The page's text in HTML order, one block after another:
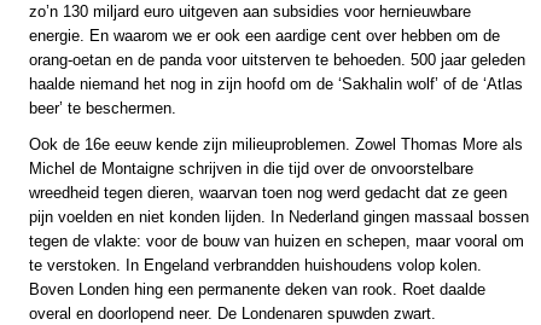
zo’n 130 miljard euro uitgeven aan subsidies voor hernieuwbare
energie. En waarom we er ook een aardige cent over hebben om de
orang-oetan en de panda voor uitsterven te behoeden. 500 jaar geleden
haalde niemand het nog in zijn hoofd om de ‘Sakhalin wolf’ of de ‘Atlas
beer’ te beschermen.
Ook de 16e eeuw kende zijn milieuproblemen. Zowel Thomas More als
Michel de Montaigne schrijven in die tijd over de onvoorstelbare
wreedheid tegen dieren, waarvan toen nog werd gedacht dat ze geen
pijn voelden en niet konden lijden. In Nederland gingen massaal bossen
tegen de vlakte: voor de bouw van huizen en schepen, maar vooral om
te verstoken. In Engeland verbrandden huishoudens volop kolen.
Boven Londen hing een permanente deken van rook. Roet daalde
overal en doorlopend neer. De Londenaren spuwden zwart.